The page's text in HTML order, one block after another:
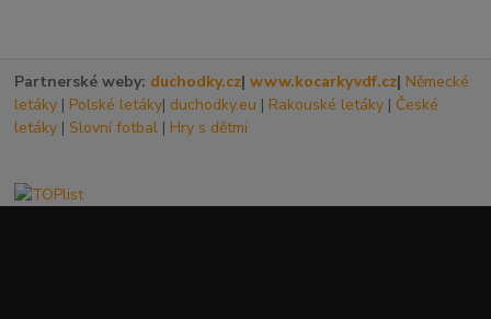
Partnerské weby: duchodky.cz|www.kocarkyvdf.cz| Německé
letáky | Polské letáky| duchodky.eu | Rakouské letáky | České
letáky | Slovní fotbal | Hry s dětmi